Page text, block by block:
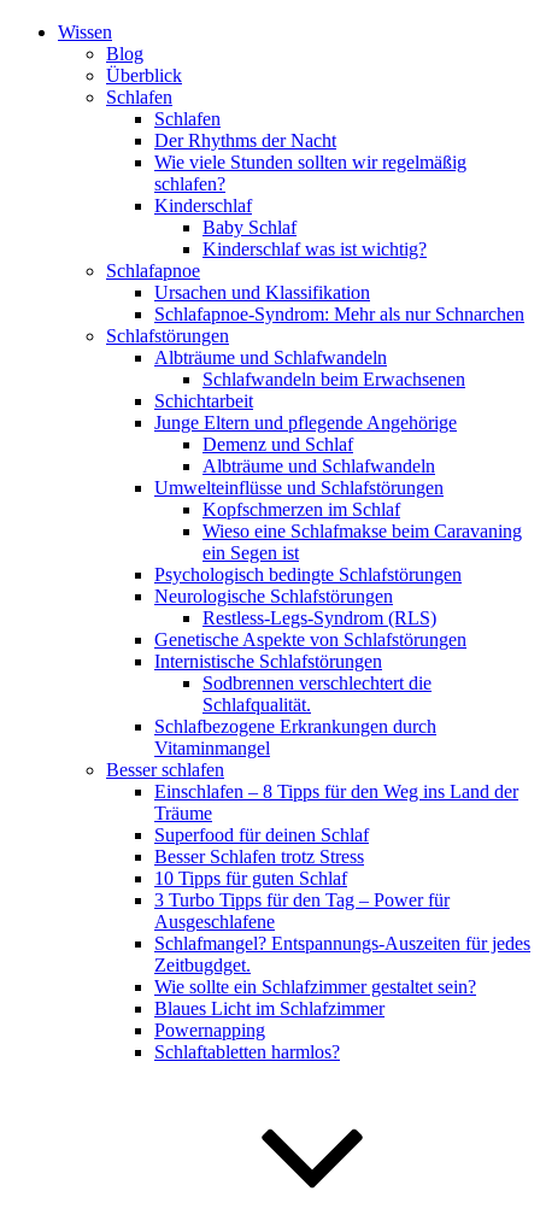
Wissen
Blog
Überblick
Schlafen
Schlafen
Der Rhythms der Nacht
Wie viele Stunden sollten wir regelmäßig
schlafen?
Kinderschlaf
Baby Schlaf
Kinderschlaf was ist wichtig?
Schlafapnoe
Ursachen und Klassifikation
Schlafapnoe-Syndrom: Mehr als nur Schnarchen
Schlafstörungen
Albträume und Schlafwandeln
Schlafwandeln beim Erwachsenen
Schichtarbeit
Junge Eltern und pflegende Angehörige
Demenz und Schlaf
Albträume und Schlafwandeln
Umwelteinflüsse und Schlafstörungen
Kopfschmerzen im Schlaf
Wieso eine Schlafmakse beim Caravaning
ein Segen ist
Psychologisch bedingte Schlafstörungen
Neurologische Schlafstörungen
Restless-Legs-Syndrom (RLS)
Genetische Aspekte von Schlafstörungen
Internistische Schlafstörungen
Sodbrennen verschlechtert die
Schlafqualität.
Schlafbezogene Erkrankungen durch
Vitaminmangel
Besser schlafen
Einschlafen – 8 Tipps für den Weg ins Land der
Träume
Superfood für deinen Schlaf
Besser Schlafen trotz Stress
10 Tipps für guten Schlaf
3 Turbo Tipps für den Tag – Power für
Ausgeschlafene
Schlafmangel? Entspannungs-Auszeiten für jedes
Zeitbugdget.
Wie sollte ein Schlafzimmer gestaltet sein?
Blaues Licht im Schlafzimmer
Powernapping
Schlaftabletten harmlos?